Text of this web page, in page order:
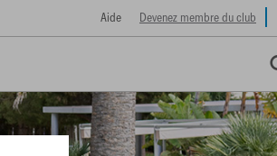
Aide Devenez membre du club